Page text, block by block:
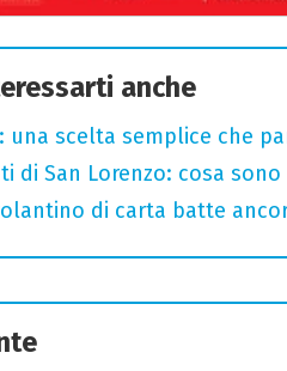
anche
una scelta semplice che
di San Lorenzo: cosa
di carta batte